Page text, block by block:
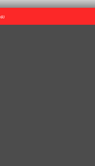
-தமிழருடையதா ?